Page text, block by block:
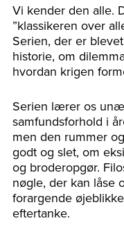
Vi kender den alle.
”klassikeren over
Serien, der er
historie, om
hvordan krigen
Serien lærer os
samfundsforhold i
men den rummer
godt og slet, om
og broderopgør.
nøgle, der kan låse
forargende
eftertanke.